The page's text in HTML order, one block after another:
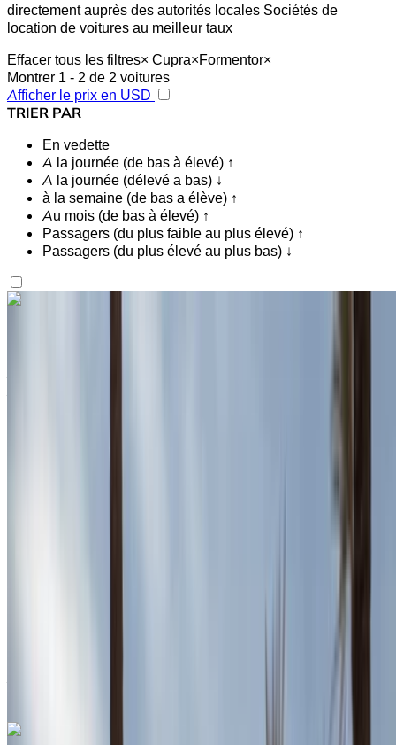
directement auprès des autorités locales Sociétés de
location de voitures au meilleur taux
Effacer tous les filtres× Cupra×Formentor×
Montrer 1 - 2 de 2 voitures
Afficher le prix en USD
TRIER PAR
En vedette
A la journée (de bas à élevé) ↑
A la journée (délevé a bas) ↓
à la semaine (de bas a élève) ↑
Au mois (de bas à élevé) ↑
Passagers (du plus faible au plus élevé) ↑
Passagers (du plus élevé au plus bas) ↓
Vous aimez ce que vous voyez ?